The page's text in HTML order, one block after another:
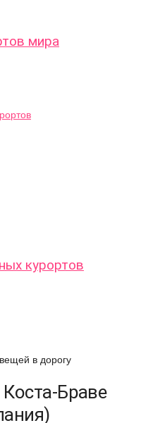
мира
курортов
в дорогу
Браве